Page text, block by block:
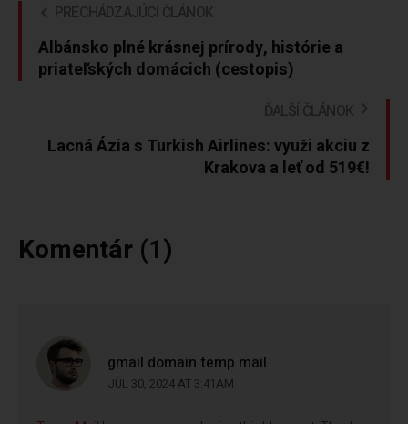
PRECHÁDZAJÚCI ČLÁNOK
Albánsko plné krásnej prírody, histórie a
priateľských domácich (cestopis)
ĎALŠÍ ČLÁNOK
Lacná Ázia s Turkish Airlines: využi akciu z
Krakova a leť od 519€!
Komentár (1)
gmail domain temp mail
JÚL 30, 2024 AT 3:41AM